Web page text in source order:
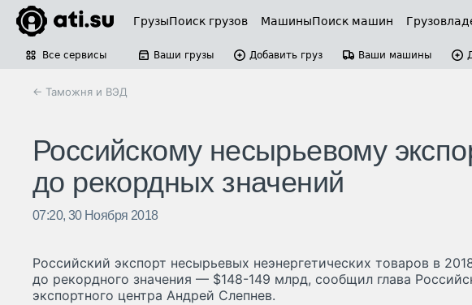
ГрузыПоиск грузов МашиныПоиск машин
Все сервисы Ваши грузы Добавить груз Ваши машины
← Таможня и ВЭД
Российскому несырьевому
до рекордных значений
07:20, 30 Ноября 2018
Российский экспорт несырьевых неэнергетических товаров в
до рекордного значения — $148-149 млрд, сообщил глава
экспортного центра Андрей Слепнев.